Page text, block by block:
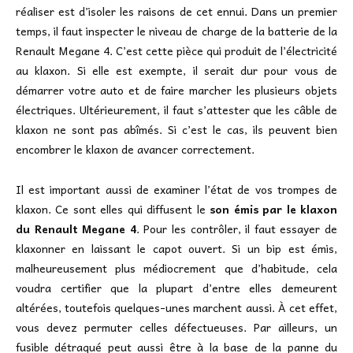
réaliser est d’isoler les raisons de cet ennui. Dans un premier
temps, il faut inspecter le niveau de charge de la batterie de la
Renault Megane 4. C’est cette pièce qui produit de l’électricité
au klaxon. Si elle est exempte, il serait dur pour vous de
démarrer votre auto et de faire marcher les plusieurs objets
électriques. Ultérieurement, il faut s’attester que les câble de
klaxon ne sont pas abîmés. Si c’est le cas, ils peuvent bien
encombrer le klaxon de avancer correctement.
Il est important aussi de examiner l’état de vos trompes de
klaxon. Ce sont elles qui diffusent le son émis par le klaxon
du Renault Megane 4. Pour les contrôler, il faut essayer de
klaxonner en laissant le capot ouvert. Si un bip est émis,
malheureusement plus médiocrement que d’habitude, cela
voudra certifier que la plupart d’entre elles demeurent
altérées, toutefois quelques-unes marchent aussi. À cet effet,
vous devez permuter celles défectueuses. Par ailleurs, un
fusible détraqué peut aussi être à la base de la panne du